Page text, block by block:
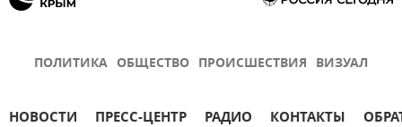
ПОЛИТИКА ОБЩЕСТВО ПРОИСШЕСТВИЯ ВИЗУАЛ
НОВОСТИ ПРЕСС-ЦЕНТР РАДИО КОНТАКТЫ